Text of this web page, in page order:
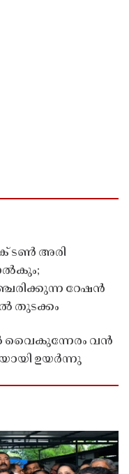
ടൺ അരി
റേഷൻ
തുടക്കം
വൈകുന്നേരം വൻ
ഉയർന്നു